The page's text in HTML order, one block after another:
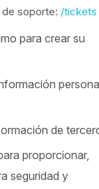
soporte: /tickets
para crear su
de
proporcionar,
seguridad y